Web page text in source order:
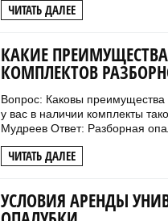
ЧИТАТЬ ДАЛЕЕ
КАКИЕ
КОМПЛЕКТОВ
Вопрос: Каковы
у вас в наличии комплекты
Мудреев Ответ: Разборная
ЧИТАТЬ ДАЛЕЕ
УСЛОВИЯ АРЕНДЫ